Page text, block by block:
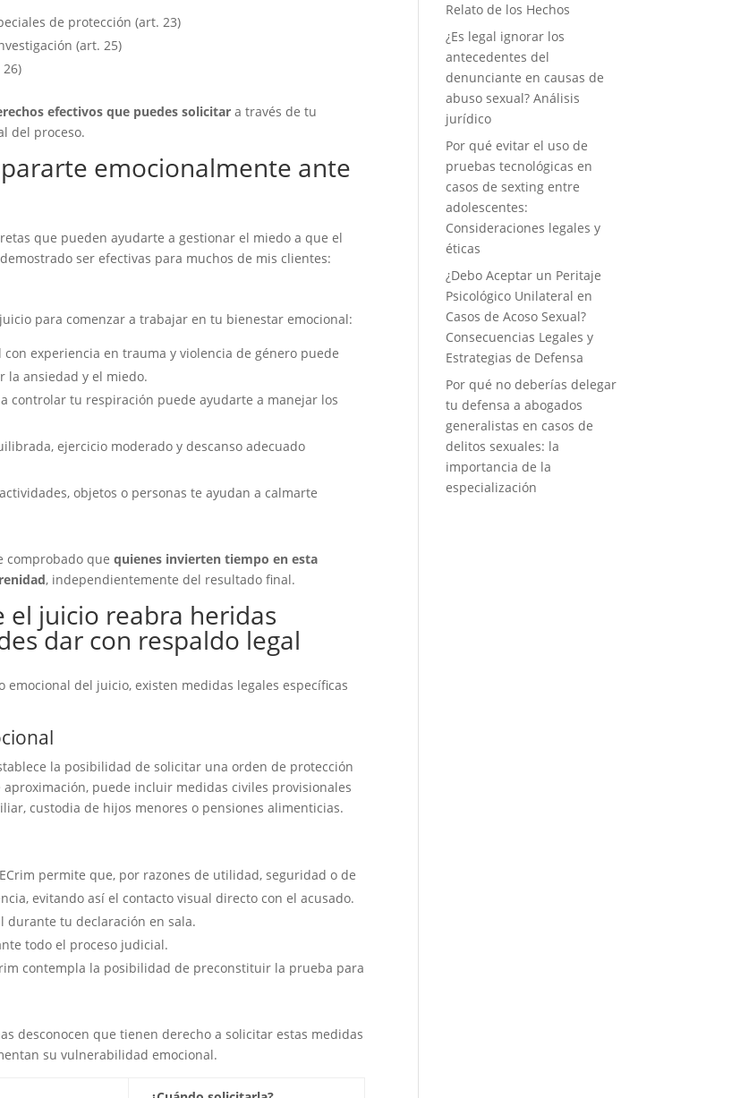
de protección (art. 23)
(art. 25)
efectivos que puedes solicitar a través de tu
del proceso.
emocionalmente ante
que pueden ayudarte a gestionar el miedo a que el
ser efectivas para muchos de mis clientes:
para comenzar a trabajar en tu bienestar emocional:
con experiencia en trauma y violencia de género puede
la ansiedad y el miedo.
controlar tu respiración puede ayudarte a manejar los
ejercicio moderado y descanso adecuado
objetos o personas te ayudan a calmarte
comprobado quequienes invierten tiempo en esta
, independientemente del resultado final.
el juicio reabra heridas
dar con respaldo legal
del juicio, existen medidas legales específicas
la posibilidad de solicitar una orden de protección
puede incluir medidas civiles provisionales
custodia de hijos menores o pensiones alimenticias.
permite que, por razones de utilidad, seguridad o de
evitando así el contacto visual directo con el acusado.
durante tu declaración en sala.
todo el proceso judicial.
contempla la posibilidad de preconstituir la prueba para
desconocen que tienen derecho a solicitar estas medidas
su vulnerabilidad emocional.
Relato de los Hechos
¿Es legal ignorar los
antecedentes del
denunciante en causas de
abuso sexual? Análisis
jurídico
Por qué evitar el uso de
pruebas tecnológicas en
casos de sexting entre
adolescentes:
Consideraciones legales y
éticas
¿Debo Aceptar un Peritaje
Psicológico Unilateral en
Casos de Acoso Sexual?
Consecuencias Legales y
Estrategias de Defensa
Por qué no deberías delegar
tu defensa a abogados
generalistas en casos de
delitos sexuales: la
importancia de la
especialización